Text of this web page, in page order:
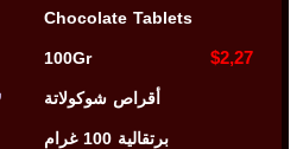
Chocolate Tablets
100Gr
أقراص شوكولاتة
برتقالية 100 غرام
$2,27